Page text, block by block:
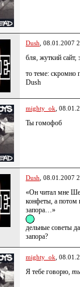
Dush , 08.01.2007
бля, жуткий сайт,
то теме: скромно
Dush
mighty_ok ,
Ты гомофоб
Dush , 08.01.2007
«Он читал мне
конфеты, а потом
запора…»
дельные советы
запора?
mighty_ok ,
Я тебе говорю,